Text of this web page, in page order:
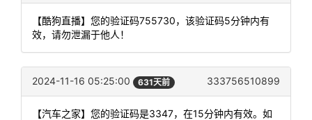
【酷狗直播】您的验证码755730，该验证码5分钟内有
效，请勿泄漏于他人！
2024-11-16 05:25:00 631天前 333756510899
【汽车之家】您的验证码是3347，在15分钟内有效。如